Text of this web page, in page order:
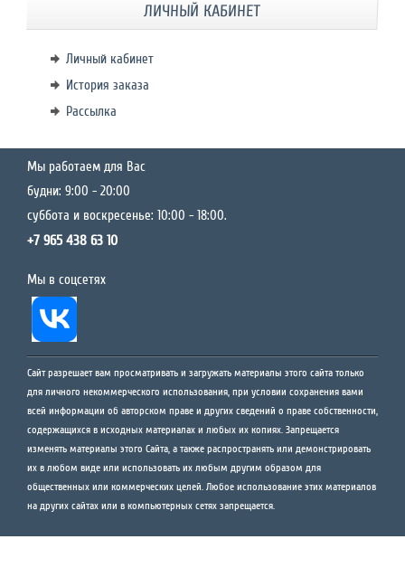
ЛИЧНЫЙ КАБИНЕТ
Личный кабинет
История заказа
Рассылка
Мы работаем для Вас
будни: 9:00 - 20:00
суббота и воскресенье: 10:00 - 18:00.
+7 965 438 63 10
Мы в соцсетях
Сайт разрешает вам просматривать и загружать материалы этого сайта только
для личного некоммерческого использования, при условии сохранения вами
всей информации об авторском праве и других сведений о праве собственности,
содержащихся в исходных материалах и любых их копиях. Запрещается
изменять материалы этого Сайта, а также распространять или демонстрировать
их в любом виде или использовать их любым другим образом для
общественных или коммерческих целей. Любое использование этих материалов
на других сайтах или в компьютерных сетях запрещается.